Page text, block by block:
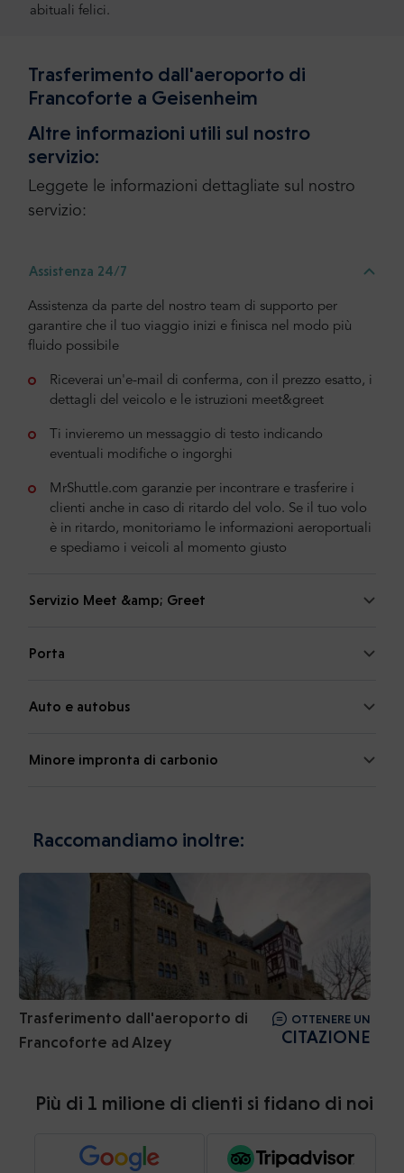
abituali felici.
Trasferimento dall'aeroporto di
Francoforte a Geisenheim
Altre informazioni utili sul nostro
servizio:
Leggete le informazioni dettagliate sul nostro
servizio:
Assistenza 24/7
Assistenza da parte del nostro team di supporto per
garantire che il tuo viaggio inizi e finisca nel modo più
fluido possibile
Riceverai un'e-mail di conferma, con il prezzo esatto, i
dettagli del veicolo e le istruzioni meet&greet
Ti invieremo un messaggio di testo indicando
eventuali modifiche o ingorghi
MrShuttle.com garanzie per incontrare e trasferire i
clienti anche in caso di ritardo del volo. Se il tuo volo
è in ritardo, monitoriamo le informazioni aeroportuali
e spediamo i veicoli al momento giusto
Servizio Meet &amp; Greet
Porta
Auto e autobus
Minore impronta di carbonio
Raccomandiamo inoltre:
Trasferimento dall'aeroporto di
Francoforte ad Alzey
OTTENERE UN
CITAZIONE
Più di 1 milione di clienti si fidano di noi